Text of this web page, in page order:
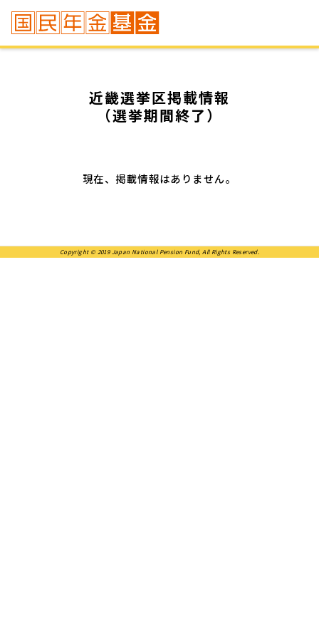
近畿選挙区掲載情報
（選挙期間終了）
現在、掲載情報はありません。
Copyright © 2019 Japan National Pension Fund, All Rights Reserved.